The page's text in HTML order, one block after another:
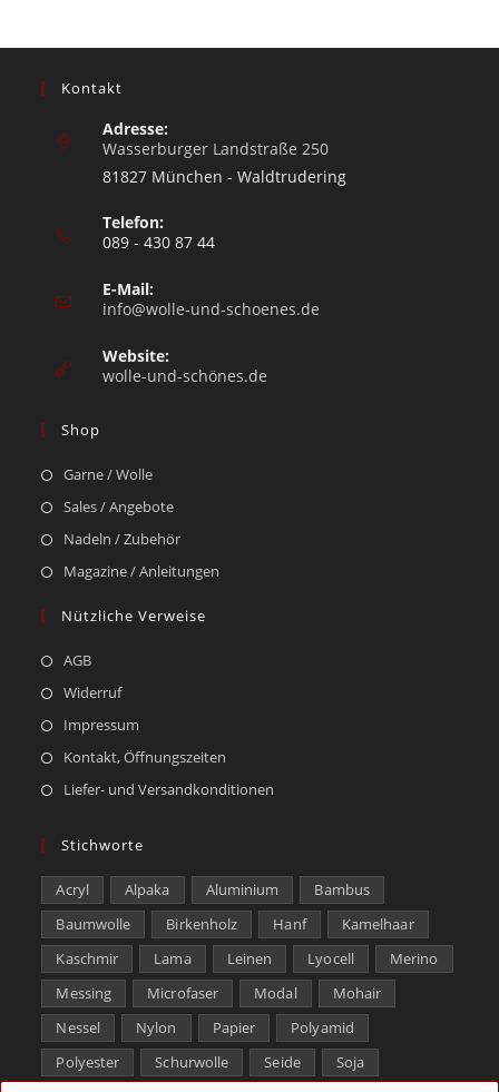
Kontakt
Adresse:
Wasserburger Landstraße 250
81827 München - Waldtrudering
Telefon:
089 - 430 87 44
E-Mail:
info@wolle-und-schoenes.de
Website:
wolle-und-schönes.de
Shop
Garne / Wolle
Sales / Angebote
Nadeln / Zubehör
Magazine / Anleitungen
Nützliche Verweise
AGB
Widerruf
Impressum
Kontakt, Öffnungszeiten
Liefer- und Versandkonditionen
Stichworte
Acryl Alpaka Aluminium
Bambus
Baumwolle
Birkenholz Hanf
Kamelhaar
Kaschmir
Lama Leinen Lyocell
Merino
Messing
Microfaser Modal
Mohair
Nessel
Nylon Papier
Polyamid
Polyester
Schurwolle Seide
Soja